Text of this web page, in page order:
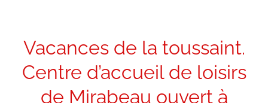
Vacances de la toussaint.
Centre d’accueil de loisirs
de Mirabeau ouvert à